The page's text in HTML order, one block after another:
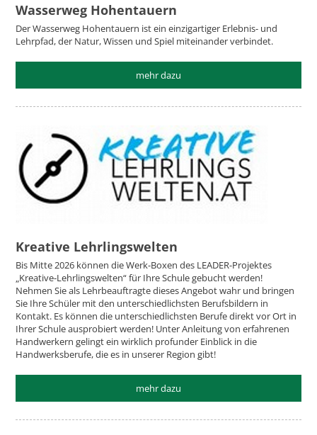
Wasserweg Hohentauern
Der Wasserweg Hohentauern ist ein einzigartiger Erlebnis- und
Lehrpfad, der Natur, Wissen und Spiel miteinander verbindet.
mehr dazu
Kreative Lehrlingswelten
Bis Mitte 2026 können die Werk-Boxen des LEADER-Projektes
„Kreative-Lehrlingswelten“ für Ihre Schule gebucht werden!
Nehmen Sie als Lehrbeauftragte dieses Angebot wahr und bringen
Sie Ihre Schüler mit den unterschiedlichsten Berufsbildern in
Kontakt. Es können die unterschiedlichsten Berufe direkt vor Ort in
Ihrer Schule ausprobiert werden! Unter Anleitung von erfahrenen
Handwerkern gelingt ein wirklich profunder Einblick in die
Handwerksberufe, die es in unserer Region gibt!
mehr dazu